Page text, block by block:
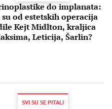
do implanata:
su od estetskih operacija
Kejt Midlton, kraljica
Leticija, Šarlin?
SVI SU SE PITALI